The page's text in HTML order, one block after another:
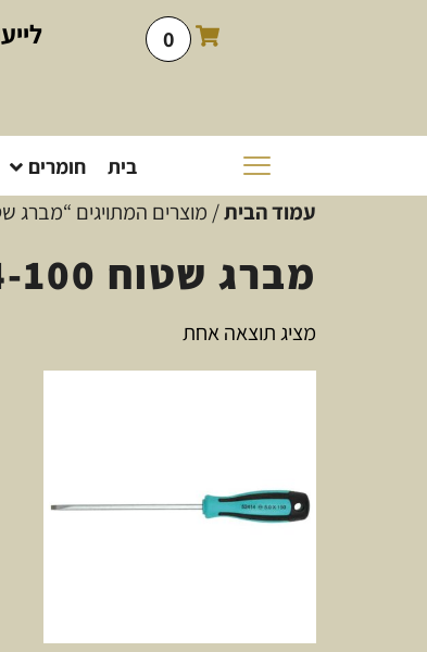
0
בית חומרים
עמוד הבית/ מוצרים המתויגים “מברג שטוח 4-
מברג שטוח 4-100.
מציג תוצאה אחת